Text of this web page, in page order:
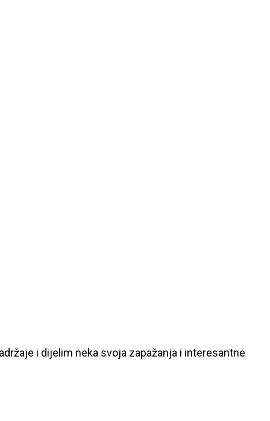
i dijelim neka svoja zapažanja i interesantne